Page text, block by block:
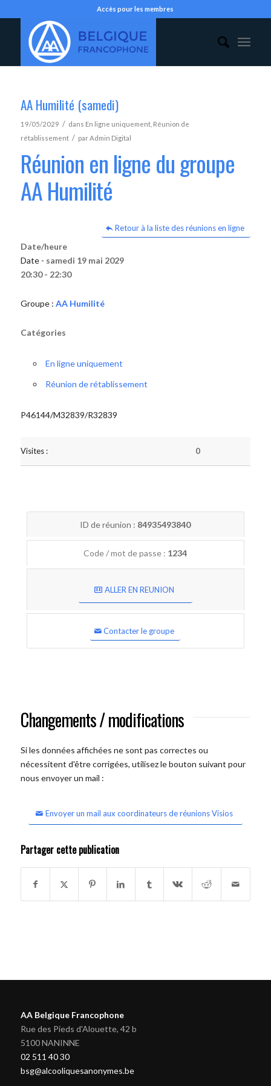
Accès pour les membres
AA Humilité (samedi)
19/05/2029 / dans En ligne uniquement, Réunion de
rétablissement / parAdmin Digital
Réunion en ligne du groupe
AA Humilité
Retour à la liste des réunions en ligne
Date/heure
Date - samedi 19 mai 2029
20:30 - 22:30
Groupe : AA Humilité
Catégories
En ligne uniquement
Réunion de rétablissement
P46144/M32839/R32839
Visites : 0
ID de réunion : 84935493840
Code / mot de passe : 1234
ALLER EN REUNION
Contacter le groupe
Changements / modifications
Si les données affichées ne sont pas correctes ou
nécessitent d'être corrigées, utilisez le bouton suivant pour
nous envoyer un mail :
Envoyer un mail aux coordinateurs de réunions Visios
Partager cette publication
AA Belgique Francophone
Rue des Pieds d'Alouette, 42 b
5100 NANINNE
02 511 40 30
bsg@alcooliquesanonymes.be